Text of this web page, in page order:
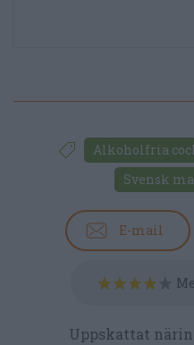
Alkoholfria
Svensk
E-mail
Uppskattat